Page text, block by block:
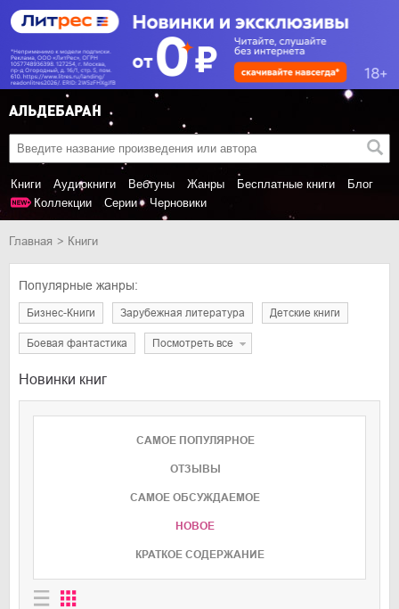
Книги Аудиокниги Вебтуны Жанры Бесплатные книги
Блог
Коллекции
Серии Черновики
Главная Книги
Популярные жанры:
Бизнес-Книги Зарубежная литература Детские книги
Боевая фантастика Посмотреть все
Новинки книг
САМОЕ ПОПУЛЯРНОЕ
ОТЗЫВЫ
CАМОЕ ОБСУЖДАЕМОЕ
НОВОЕ
КРАТКОЕ СОДЕРЖАНИЕ